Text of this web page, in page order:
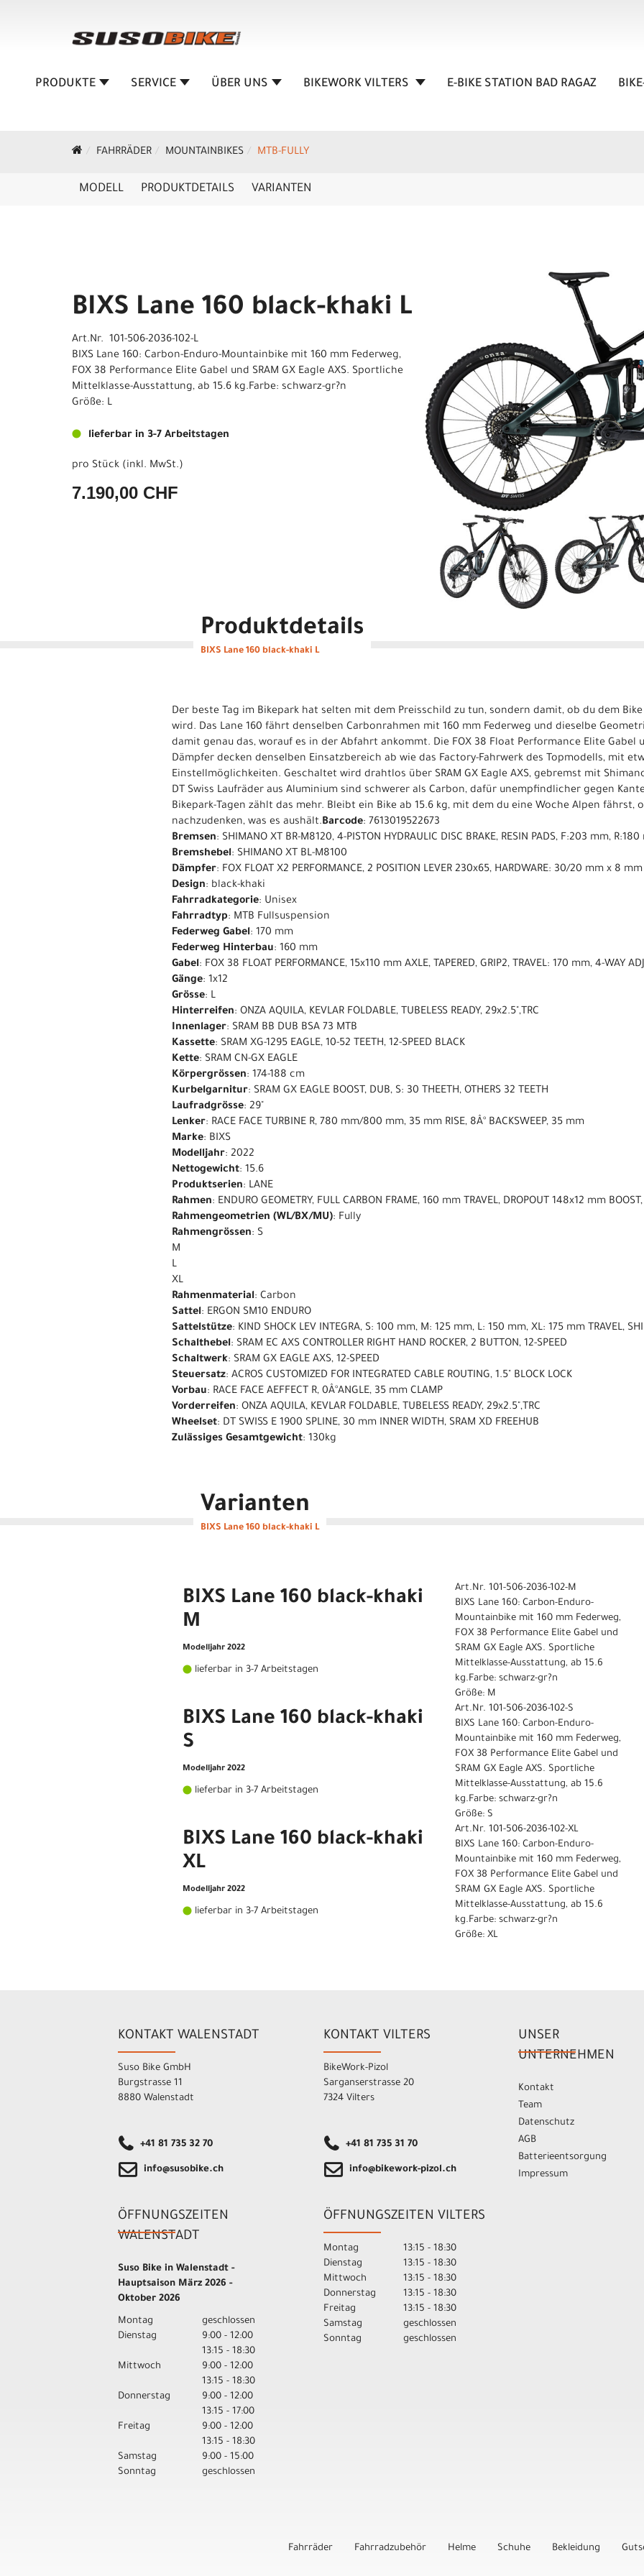
PRODUKTE SERVICE ÜBER UNS BIKEWORK VILTERS E-BIKE STATION BAD RAGAZ
FAHRRÄDER MOUNTAINBIKES MTB-FULLY
MODELL PRODUKTDETAILS VARIANTEN
BIXS Lane 160 black-khaki L
Art.Nr. 101-506-2036-102-L
BIXS Lane 160: Carbon-Enduro-Mountainbike mit 160 mm Federweg,
FOX 38 Performance Elite Gabel und SRAM GX Eagle AXS. Sportliche
Mittelklasse-Ausstattung, ab 15.6 kg.Farbe: schwarz-gr?n
Größe: L
lieferbar in 3-7 Arbeitstagen
pro Stück (inkl. MwSt.)
7.190,00 CHF
Produktdetails
BIXS Lane 160 black-khaki L
Der beste Tag im Bikepark hat selten mit dem Preisschild zu tun, sondern damit, ob du dem
wird. Das Lane 160 fährt denselben Carbonrahmen mit 160 mm Federweg und dieselbe
damit genau das, worauf es in der Abfahrt ankommt. Die FOX 38 Float Performance Elite Gabel
Dämpfer decken denselben Einsatzbereich ab wie das Factory-Fahrwerk des Topmodells, mit
Einstellmöglichkeiten. Geschaltet wird drahtlos über SRAM GX Eagle AXS, gebremst mit
DT Swiss Laufräder aus Aluminium sind schwerer als Carbon, dafür unempfindlicher gegen
Bikepark-Tagen zählt das mehr. Bleibt ein Bike ab 15.6 kg, mit dem du eine Woche Alpen fährst,
nachzudenken, was es aushält.Barcode: 7613019522673
Bremsen: SHIMANO XT BR-M8120, 4-PISTON HYDRAULIC DISC BRAKE, RESIN PADS, F:203 mm, R:180
Bremshebel: SHIMANO XT BL-M8100
Dämpfer: FOX FLOAT X2 PERFORMANCE, 2 POSITION LEVER 230x65, HARDWARE: 30/20 mm x 8 mm
Design: black-khaki
Fahrradkategorie: Unisex
Fahrradtyp: MTB Fullsuspension
Federweg Gabel: 170 mm
Federweg Hinterbau: 160 mm
Gabel: FOX 38 FLOAT PERFORMANCE, 15x110 mm AXLE, TAPERED, GRIP2, TRAVEL: 170 mm, 4-WAY
Gänge: 1x12
Grösse: L
Hinterreifen: ONZA AQUILA, KEVLAR FOLDABLE, TUBELESS READY, 29x2.5",TRC
Innenlager: SRAM BB DUB BSA 73 MTB
Kassette: SRAM XG-1295 EAGLE, 10-52 TEETH, 12-SPEED BLACK
Kette: SRAM CN-GX EAGLE
Körpergrössen: 174-188 cm
Kurbelgarnitur: SRAM GX EAGLE BOOST, DUB, S: 30 THEETH, OTHERS 32 TEETH
Laufradgrösse: 29"
Lenker: RACE FACE TURBINE R, 780 mm/800 mm, 35 mm RISE, 8Â° BACKSWEEP, 35 mm
Marke: BIXS
Modelljahr: 2022
Nettogewicht: 15.6
Produktserien: LANE
Rahmen: ENDURO GEOMETRY, FULL CARBON FRAME, 160 mm TRAVEL, DROPOUT 148x12 mm
Rahmengeometrien (WL/BX/MU): Fully
Rahmengrössen: S
M
L
XL
Rahmenmaterial: Carbon
Sattel: ERGON SM10 ENDURO
Sattelstütze: KIND SHOCK LEV INTEGRA, S: 100 mm, M: 125 mm, L: 150 mm, XL: 175 mm TRAVEL,
Schalthebel: SRAM EC AXS CONTROLLER RIGHT HAND ROCKER, 2 BUTTON, 12-SPEED
Schaltwerk: SRAM GX EAGLE AXS, 12-SPEED
Steuersatz: ACROS CUSTOMIZED FOR INTEGRATED CABLE ROUTING, 1.5" BLOCK LOCK
Vorbau: RACE FACE AEFFECT R, 0Â°ANGLE, 35 mm CLAMP
Vorderreifen: ONZA AQUILA, KEVLAR FOLDABLE, TUBELESS READY, 29x2.5",TRC
Wheelset: DT SWISS E 1900 SPLINE, 30 mm INNER WIDTH, SRAM XD FREEHUB
Zulässiges Gesamtgewicht: 130kg
Varianten
BIXS Lane 160 black-khaki L
BIXS Lane 160 black-khaki
M
Modelljahr 2022
lieferbar in 3-7 Arbeitstagen
Art.Nr. 101-506-2036-102-M
BIXS Lane 160: Carbon-Enduro-
Mountainbike mit 160 mm Federweg,
FOX 38 Performance Elite Gabel und
SRAM GX Eagle AXS. Sportliche
Mittelklasse-Ausstattung, ab 15.6
kg.Farbe: schwarz-gr?n
Größe: M
BIXS Lane 160 black-khaki
S
Modelljahr 2022
lieferbar in 3-7 Arbeitstagen
Art.Nr. 101-506-2036-102-S
BIXS Lane 160: Carbon-Enduro-
Mountainbike mit 160 mm Federweg,
FOX 38 Performance Elite Gabel und
SRAM GX Eagle AXS. Sportliche
Mittelklasse-Ausstattung, ab 15.6
kg.Farbe: schwarz-gr?n
Größe: S
BIXS Lane 160 black-khaki
XL
Modelljahr 2022
lieferbar in 3-7 Arbeitstagen
Art.Nr. 101-506-2036-102-XL
BIXS Lane 160: Carbon-Enduro-
Mountainbike mit 160 mm Federweg,
FOX 38 Performance Elite Gabel und
SRAM GX Eagle AXS. Sportliche
Mittelklasse-Ausstattung, ab 15.6
kg.Farbe: schwarz-gr?n
Größe: XL
KONTAKT WALENSTADT
Suso Bike GmbH
Burgstrasse 11
8880 Walenstadt
+41 81 735 32 70
info@susobike.ch
ÖFFNUNGSZEITEN
WALENSTADT
Suso Bike in Walenstadt -
Hauptsaison März 2026 -
Oktober 2026
Montag
geschlossen
Dienstag
9:00 - 12:00
13:15 - 18:30
Mittwoch
9:00 - 12:00
13:15 - 18:30
Donnerstag
9:00 - 12:00
13:15 - 17:00
Freitag
9:00 - 12:00
13:15 - 18:30
Samstag
9:00 - 15:00
Sonntag
geschlossen
KONTAKT VILTERS
BikeWork-Pizol
Sarganserstrasse 20
7324 Vilters
+41 81 735 31 70
info@bikework-pizol.ch
ÖFFNUNGSZEITEN VILTERS
Montag
13:15 - 18:30
Dienstag
13:15 - 18:30
Mittwoch
13:15 - 18:30
Donnerstag
13:15 - 18:30
Freitag
13:15 - 18:30
Samstag
geschlossen
Sonntag
geschlossen
UNSER
UNTERNEHMEN
Kontakt
Team
Datenschutz
AGB
Batterieentsorgung
Impressum
Fahrräder Fahrradzubehör Helme Schuhe Bekleidung